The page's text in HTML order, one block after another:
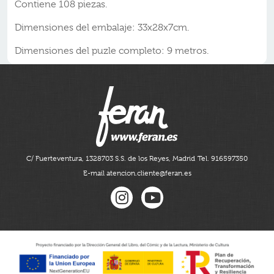
Contiene 108 piezas.
Dimensiones del embalaje: 33x28x7cm.
Dimensiones del puzle completo: 9 metros.
C/ Fuerteventura, 1328703 S.S. de los Reyes, Madrid Tel. 916597350
E-mail atencion.cliente@feran.es